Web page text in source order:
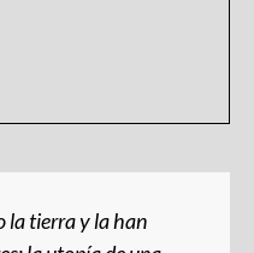
la tierra y la han